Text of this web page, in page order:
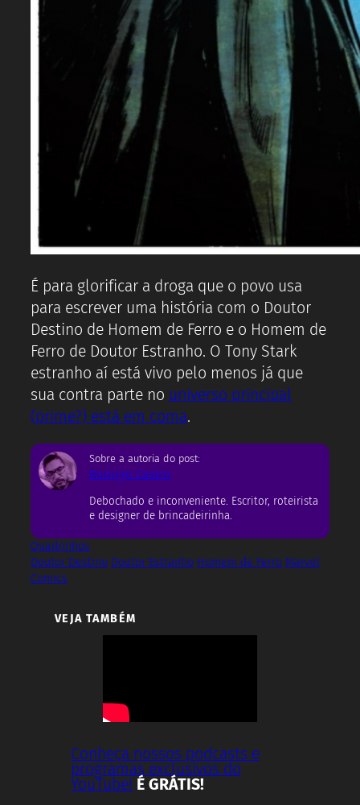
É para glorificar a droga que o povo usa
para escrever uma história com o Doutor
Destino de Homem de Ferro e o Homem de
Ferro de Doutor Estranho. O Tony Stark
estranho aí está vivo pelo menos já que
sua contra parte no universo principal
(prime?) está em coma.
Sobre a autoria do post:
Rodrigo Castro
Debochado e inconveniente. Escritor, roteirista
e designer de brincadeirinha.
Quadrinhos
Doutor Destino Doutor Estranho Homem de Ferro Marvel
Comics
VEJA TAMBÉM
Conheça nossos podcasts e
programas exclusivos do
YouTube! É GRÁTIS!